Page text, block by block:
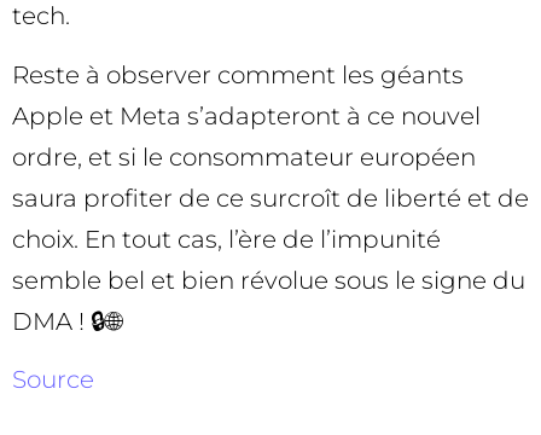
tech.
Reste à observer comment les géants
Apple et Meta s’adapteront à ce nouvel
ordre, et si le consommateur européen
saura profiter de ce surcroît de liberté et de
choix. En tout cas, l’ère de l’impunité
semble bel et bien révolue sous le signe du
DMA ! 🔒🌐
Source